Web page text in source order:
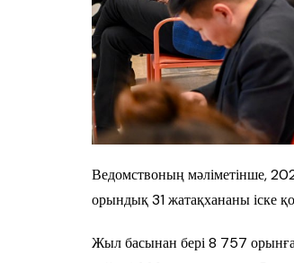
Ведомствоның мәліметінше,
орындық 31 жатақхананы іске
Жыл басынан бері 8 757 орынға